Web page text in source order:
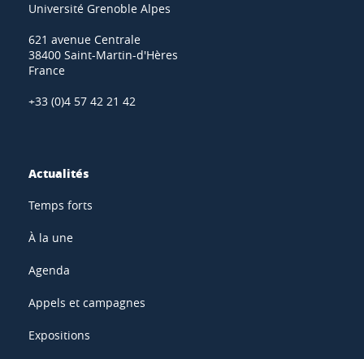
Université Grenoble Alpes
621 avenue Centrale
38400 Saint-Martin-d'Hères
France
+33 (0)4 57 42 21 42
Actualités
Temps forts
À la une
Agenda
Appels et campagnes
Expositions